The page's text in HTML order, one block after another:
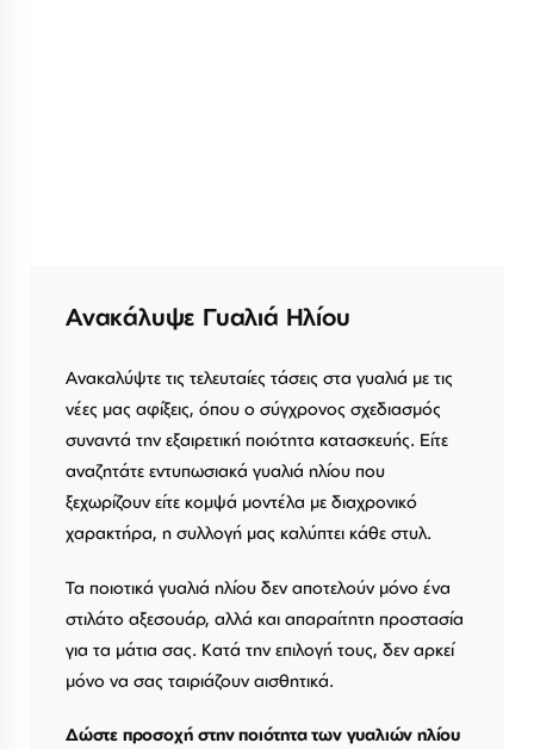
Ανακάλυψε Γυαλιά Ηλίου
Ανακαλύψτε τις τελευταίες τάσεις στα γυαλιά με τις
νέες μας αφίξεις, όπου ο σύγχρονος σχεδιασμός
συναντά την εξαιρετική ποιότητα κατασκευής. Είτε
αναζητάτε εντυπωσιακά γυαλιά ηλίου που
ξεχωρίζουν είτε κομψά μοντέλα με διαχρονικό
χαρακτήρα, η συλλογή μας καλύπτει κάθε στυλ.
Τα ποιοτικά γυαλιά ηλίου δεν αποτελούν μόνο ένα
στιλάτο αξεσουάρ, αλλά και απαραίτητη προστασία
για τα μάτια σας. Κατά την επιλογή τους, δεν αρκεί
μόνο να σας ταιριάζουν αισθητικά.
Δώστε προσοχή στην ποιότητα των γυαλιών ηλίου